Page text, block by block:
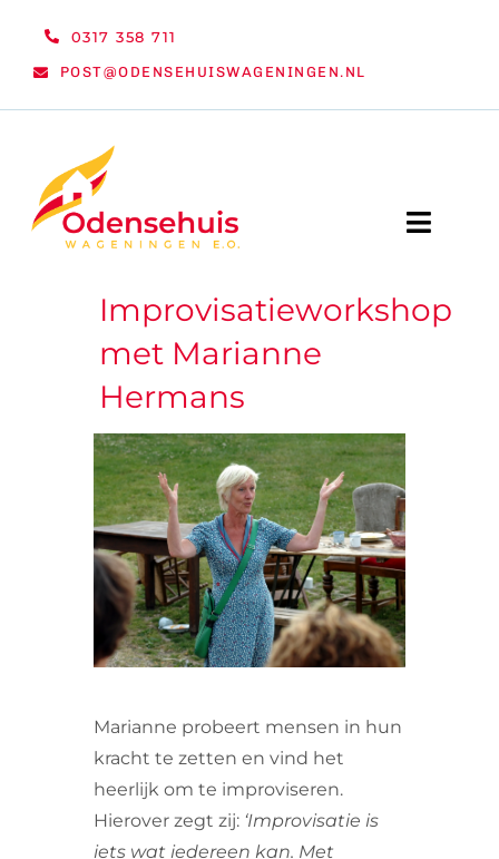
0317 358 711
POST@ODENSEHUISWAGENINGEN.NL
Toggle
WELKOM
ORGANISATIE
VRIJWILLIGERS & STAGIAIRES
CONTACT
Improvisatieworkshop
met Marianne
Hermans
Marianne probeert mensen in hun
kracht te zetten en vind het
heerlijk om te improviseren.
Hierover zegt zij: ‘Improvisatie is
iets wat iedereen kan. Met